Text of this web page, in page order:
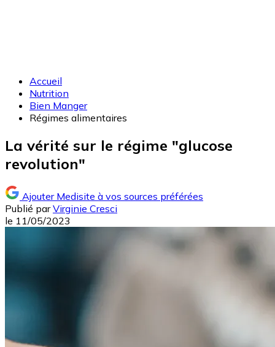
Accueil
Nutrition
Bien Manger
Régimes alimentaires
La vérité sur le régime "glucose
revolution"
Ajouter Medisite à vos sources préférées
Publié par Virginie Cresci
le 11/05/2023